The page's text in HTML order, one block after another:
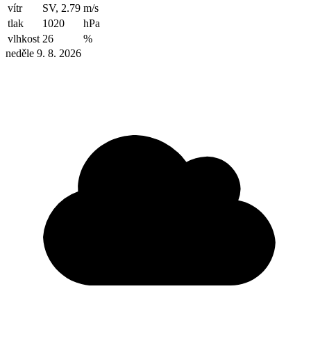
vítr
SV, 2.79 m/s
tlak
1020
hPa
vlhkost 26
%
neděle 9. 8. 2026